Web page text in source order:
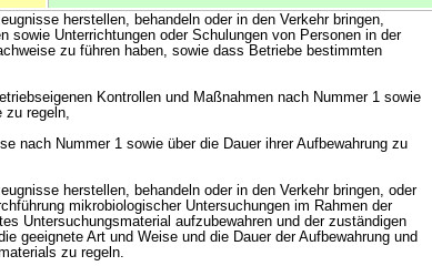
herstellen, behandeln oder in den Verkehr bringen,
sowie Unterrichtungen oder Schulungen von Personen in der
zu führen haben, sowie dass Betriebe bestimmten
Kontrollen und Maßnahmen nach Nummer 1 sowie
zu regeln,
nach Nummer 1 sowie über die Dauer ihrer Aufbewahrung zu
herstellen, behandeln oder in den Verkehr bringen, oder
mikrobiologischer Untersuchungen im Rahmen der
Untersuchungsmaterial aufzubewahren und der zuständigen
geeignete Art und Weise und die Dauer der Aufbewahrung und
zu regeln.